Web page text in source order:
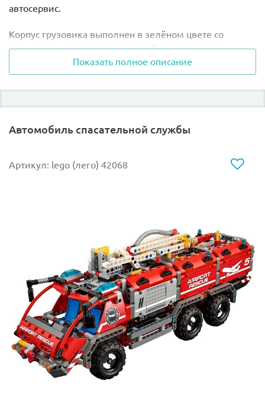
автосервис.
Корпус грузовика выполнен в зелёном цвете со
специальными логотипами, сообщающими, что
техпомощь работает круглосуточно, 7 дней в неделю.
Над кабиной расположены сигнальные огни,
заметные даже в тёмное время суток.
элементы Power Functions, состоящие из мотора и
выставлять задние опоры для повышения
необходимо использовать выносной крюк лебёдки и
откидывающийся задний понтон. При желании
большой буксировщик можно трансформировать в
грузовик с подвижным краном и прицепом.
Размер базовой модели в собранном виде
составляет15х44х15 см
Размер грузовика с прицепом –34х57х11 см.
В набор УЖЕ ВКЛЮЧЕНЫ включены необходимые
Показать полное описание
Автомобиль спасательной службы
Артикул: lego (лего) 42068